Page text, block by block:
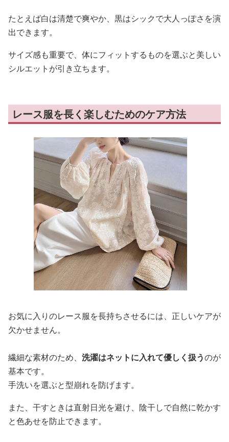
たとえば白は清楚で爽やか、黒はシックで大人っぽさを演
出できます。
サイズ感も重要で、体にフィットするものを選ぶと美しい
シルエットが引き立ちます。
レース服を長く楽しむためのケア方法
お気に入りのレース服を長持ちさせるには、正しいケアが
欠かせません。
繊細な素材のため、 洗濯はネットに入れて優しく扱うのが
基本です。
手洗いを選ぶと型崩れを防げます。
また、干すときは直射日光を避け、陰干しで自然に乾かす
と色あせを防止できます。